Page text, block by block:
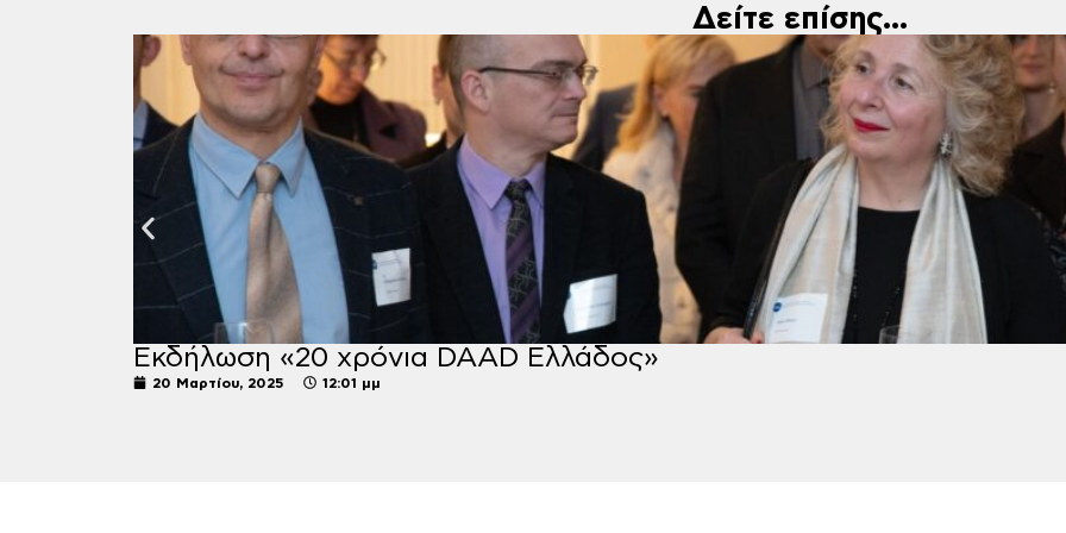
Δείτε επίσης...
Εκδήλωση «20 χρόνια DAAD Ελλάδος»
20 Μαρτίου, 2025 12:01 μμ